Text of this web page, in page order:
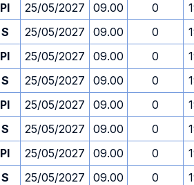
PI 25/05/2027 09.00 0
S 25/05/2027 09.00 0
PI 25/05/2027 09.00 0
S 25/05/2027 09.00 0
PI 25/05/2027 09.00 0
S 25/05/2027 09.00 0
PI 25/05/2027 09.00 0
S 25/05/2027 09.00 0